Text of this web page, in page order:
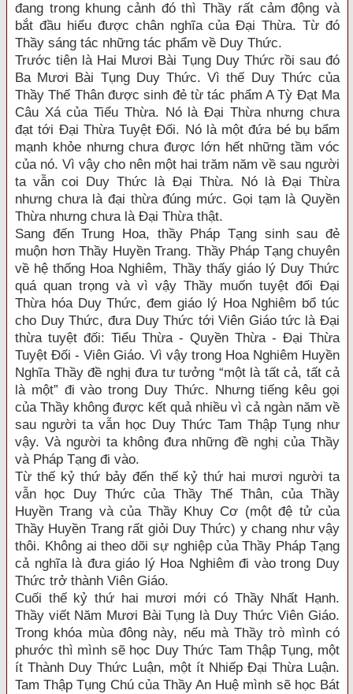
đang trong khung cảnh đó thì Thầy rất cảm động và
bắt đầu hiểu được chân nghĩa của Đại Thừa. Từ đó
Thầy sáng tác những tác phẩm về Duy Thức.
Trước tiên là Hai Mươi Bài Tụng Duy Thức rồi sau đó
Ba Mươi Bài Tụng Duy Thức. Vì thế Duy Thức của
Thầy Thế Thân được sinh đẻ từ tác phẩm A Tỳ Đạt Ma
Câu Xá của Tiểu Thừa. Nó là Đại Thừa nhưng chưa
đạt tới Đại Thừa Tuyệt Đối. Nó là một đứa bé bụ bẩm
mạnh khỏe nhưng chưa được lớn hết những tầm vóc
của nó. Vì vậy cho nên một hai trăm năm về sau người
ta vẫn coi Duy Thức là Đại Thừa. Nó là Đại Thừa
nhưng chưa là đại thừa đúng mức. Gọi tạm là Quyền
Thừa nhưng chưa là Đại Thừa thật.
Sang đến Trung Hoa, thầy Pháp Tạng sinh sau đẻ
muộn hơn Thầy Huyền Trang. Thầy Pháp Tạng chuyên
về hệ thống Hoa Nghiêm, Thầy thấy giáo lý Duy Thức
quá quan trọng và vì vậy Thầy muốn tuyệt đối Đại
Thừa hóa Duy Thức, đem giáo lý Hoa Nghiêm bổ túc
cho Duy Thức, đưa Duy Thức tới Viên Giáo tức là Đại
thừa tuyệt đối: Tiểu Thừa - Quyền Thừa - Đại Thừa
Tuyệt Đối - Viên Giáo. Vì vậy trong Hoa Nghiêm Huyền
Nghĩa Thầy đề nghị đưa tư tưởng “một là tất cả, tất cả
là một” đi vào trong Duy Thức. Nhưng tiếng kêu gọi
của Thầy không được kết quả nhiều vì cả ngàn năm về
sau người ta vẫn học Duy Thức Tam Thập Tụng như
vậy. Và người ta không đưa những đề nghị của Thầy
và Pháp Tạng đi vào.
Từ thế kỷ thứ bảy đến thế kỷ thứ hai mươi người ta
vẫn học Duy Thức của Thầy Thế Thân, của Thầy
Huyền Trang và của Thầy Khuy Cơ (một đệ tử của
Thầy Huyền Trang rất giỏi Duy Thức) y chang như vậy
thôi. Không ai theo dõi sự nghiệp của Thầy Pháp Tạng
cả nghĩa là đưa giáo lý Hoa Nghiêm đi vào trong Duy
Thức trở thành Viên Giáo.
Cuối thế kỷ thứ hai mươi mới có Thầy Nhất Hạnh.
Thầy viết Năm Mươi Bài Tụng là Duy Thức Viên Giáo.
Trong khóa mùa đông này, nếu mà Thầy trò mình có
phước thì mình sẽ học Duy Thức Tam Thập Tụng, một
ít Thành Duy Thức Luận, một ít Nhiếp Đại Thừa Luận.
Tam Thập Tụng Chú của Thầy An Huệ mình sẽ học Bát